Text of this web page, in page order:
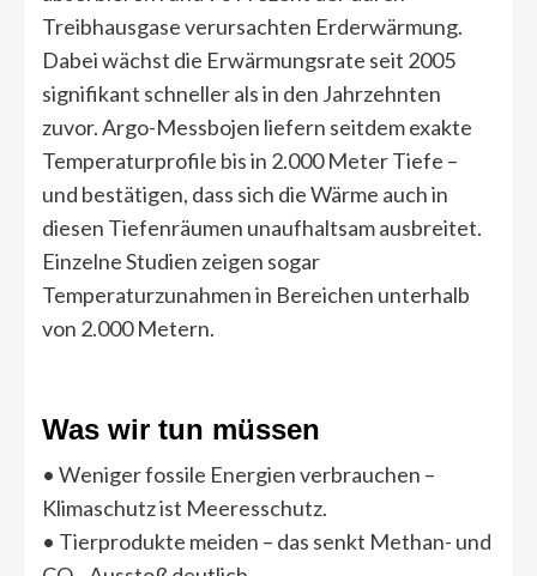
Treibhausgase verursachten Erderwärmung.
Dabei wächst die Erwärmungsrate seit 2005
signifikant schneller als in den Jahrzehnten
zuvor. Argo-Messbojen liefern seitdem exakte
Temperaturprofile bis in 2.000 Meter Tiefe –
und bestätigen, dass sich die Wärme auch in
diesen Tiefenräumen unaufhaltsam ausbreitet.
Einzelne Studien zeigen sogar
Temperaturzunahmen in Bereichen unterhalb
von 2.000 Metern.
Was wir tun müssen
• Weniger fossile Energien verbrauchen –
Klimaschutz ist Meeresschutz.
• Tierprodukte meiden – das senkt Methan- und